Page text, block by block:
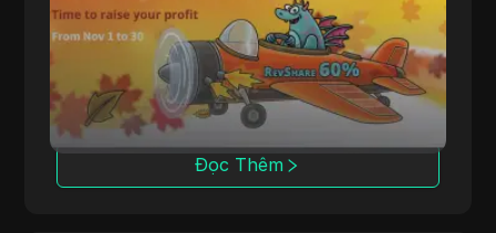
PoshFriends hợp tác với các thương hiệu
casino hàng đầu, cung cấp các mô hình hoa
Đọc Thêm